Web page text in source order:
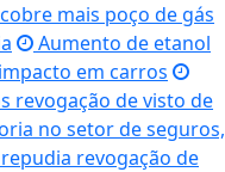
mais poço de gás
Aumento de etanol
em carros
revogação de visto de
no setor de seguros,
revogação de